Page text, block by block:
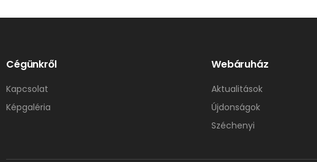
Cégünkről
Kapcsolat
Képgaléria
Webáruház
Aktualitások
Újdonságok
Széchenyi